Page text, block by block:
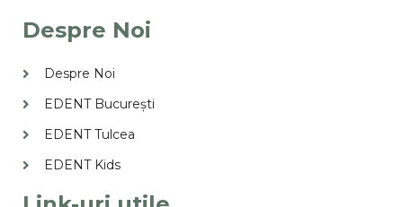
Despre Noi
Despre Noi
EDENT București
EDENT Tulcea
EDENT Kids